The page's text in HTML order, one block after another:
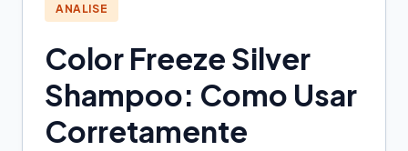
ANALISE
Color Freeze Silver
Shampoo: Como Usar
Corretamente